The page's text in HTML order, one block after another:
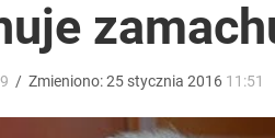
/ Zmieniono:25 stycznia 2016 11:51